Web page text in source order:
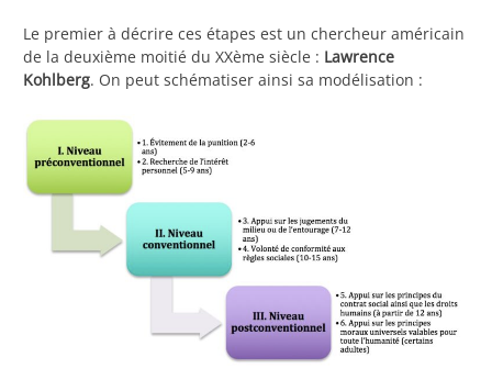
Le premier à décrire ces étapes est un chercheur américain
de la deuxième moitié du XXème siècle : Lawrence
Kohlberg. On peut schématiser ainsi sa modélisation :